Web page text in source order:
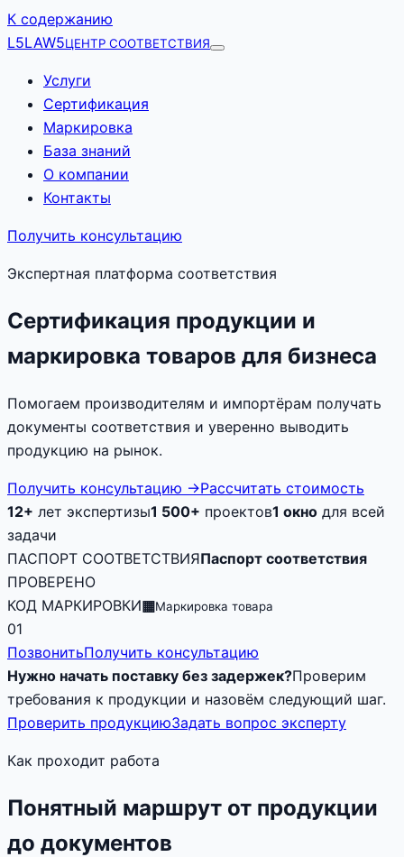
К содержанию
L5LAW5ЦЕНТР СООТВЕТСТВИЯ
Услуги
Сертификация
Маркировка
База знаний
О компании
Контакты
Получить консультацию
Экспертная платформа соответствия
Сертификация продукции и
маркировка товаров для бизнеса
Помогаем производителям и импортёрам получать
документы соответствия и уверенно выводить
продукцию на рынок.
Получить консультацию →Рассчитать стоимость
12+ лет экспертизы1 500+ проектов1 окно для всей
задачи
ПАСПОРТ СООТВЕТСТВИЯПаспорт соответствия
ПРОВЕРЕНО
КОД МАРКИРОВКИ▦Маркировка товара
01
ПозвонитьПолучить консультацию
Нужно начать поставку без задержек?Проверим
требования к продукции и назовём следующий шаг.
Проверить продукциюЗадать вопрос эксперту
Как проходит работа
Понятный маршрут от продукции
до документов